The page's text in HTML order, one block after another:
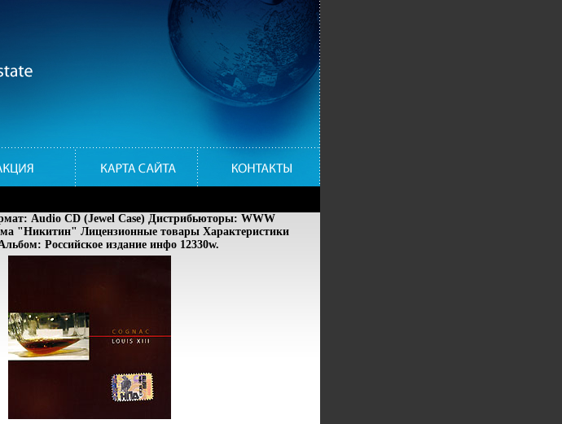
Audio CD (Jewel Case) Дистрибьюторы: WWW
"Никитин" Лицензионные товары Характеристики
Российское издание инфо 12330w.